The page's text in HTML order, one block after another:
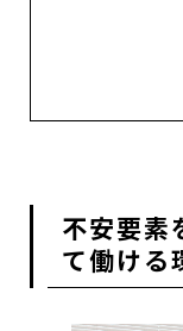
不安要素
て働ける